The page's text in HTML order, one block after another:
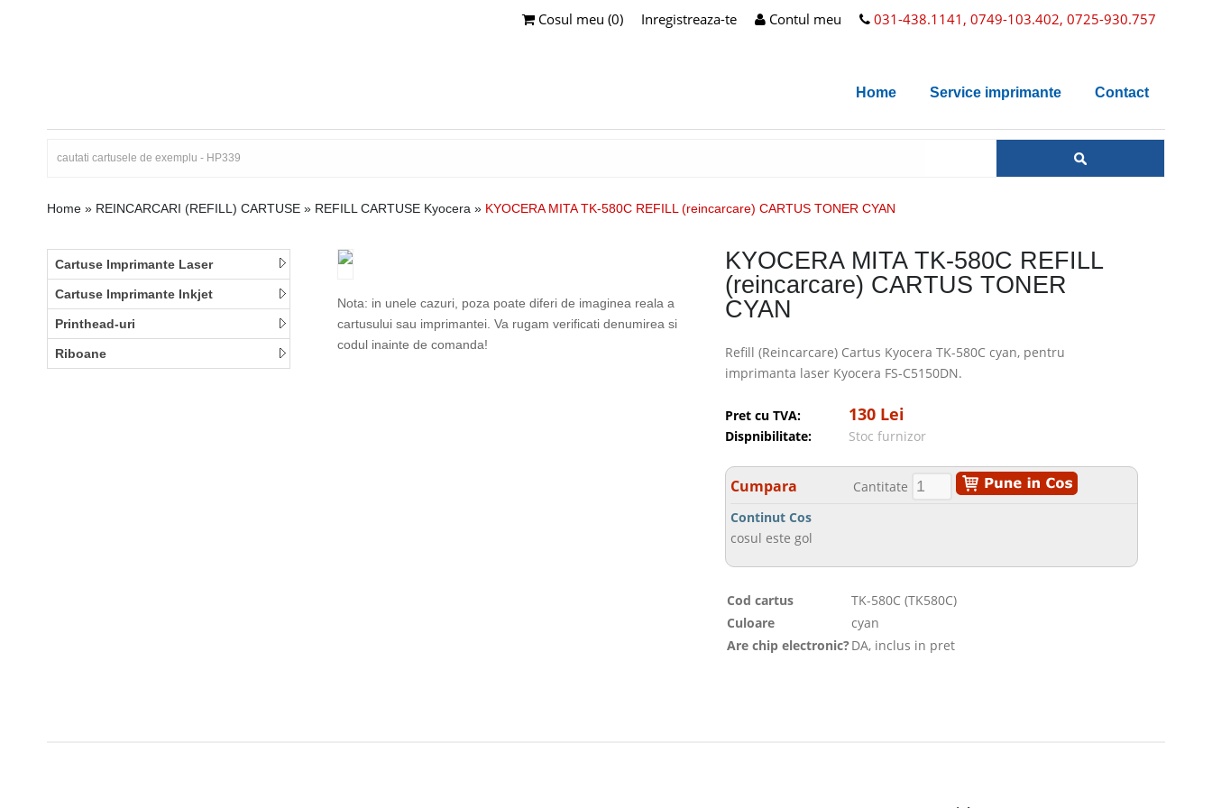
031-438.1141, 0749-103.402, 0725-930.757
Contul meu
Inregistreaza-te
Cosul meu (0)
Home Service imprimante Contact
Home » REINCARCARI (REFILL) CARTUSE » REFILL CARTUSE Kyocera » KYOCERA MITA TK-580C REFILL (reincarcare) CARTUS TONER CYAN
Cartuse Imprimante Laser
Cartuse Imprimante Inkjet
Printhead-uri
Riboane
Nota: in unele cazuri, poza poate diferi de imaginea reala a
cartusului sau imprimantei. Va rugam verificati denumirea si
codul inainte de comanda!
KYOCERA MITA TK-580C REFILL
(reincarcare) CARTUS TONER
CYAN
Refill (Reincarcare) Cartus Kyocera TK-580C cyan, pentru
imprimanta laser Kyocera FS-C5150DN.
Pret cu TVA: 130 Lei
Dispnibilitate: Stoc furnizor
Cumpara
Cantitate
Continut Cos
cosul este gol
Cod cartus
TK-580C (TK580C)
Culoare
cyan
Are chip electronic?DA, inclus in pret